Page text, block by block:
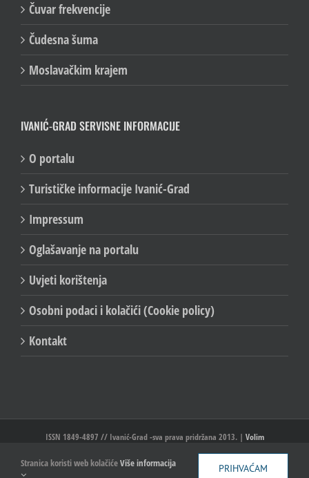
Čuvar frekvencije
Čudesna šuma
Moslavačkim krajem
IVANIĆ-GRAD SERVISNE INFORMACIJE
O portalu
Turističke informacije Ivanić-Grad
Impressum
Oglašavanje na portalu
Uvjeti korištenja
Osobni podaci i kolačići (Cookie policy)
Kontakt
ISSN 1849-4897 // Ivanić-Grad -sva prava pridržana 2013. | Volim
Email
Stranica koristi web kolačićeViše informacija PRIHVAĆAM